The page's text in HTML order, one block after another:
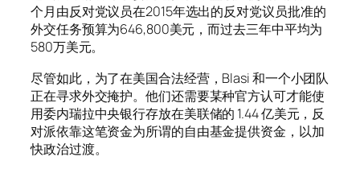
个月由反对党议员在2015年选出的反对党议员批准的
外交任务预算为646,800美元，而过去三年中平均为
580万美元。
尽管如此，为了在美国合法经营，Blasi 和一个小团队
正在寻求外交掩护。他们还需要某种官方认可才能使
用委内瑞拉中央银行存放在美联储的 1.44 亿美元，反
对派依靠这笔资金为所谓的自由基金提供资金，以加
快政治过渡。